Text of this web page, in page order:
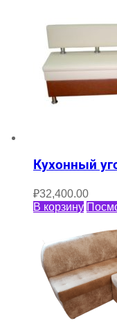
Кухонный
₽32,400.00
В корзину